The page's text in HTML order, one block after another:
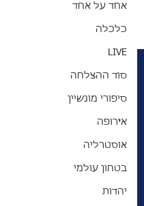
אחד על אחד
כלכלה
LIVE
סוד ההצלחה
סיפורי מונשיין
אירופה
אוסטרליה
בטחון עולמי
יהדות
.